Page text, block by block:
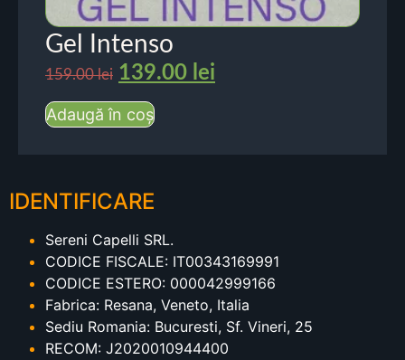
Gel Intenso
159.00lei 139.00 lei
Adaugă în coș
IDENTIFICARE
Sereni Capelli SRL.
CODICE FISCALE: IT00343169991
CODICE ESTERO: 000042999166
Fabrica: Resana, Veneto, Italia
Sediu Romania: Bucuresti, Sf. Vineri, 25
RECOM: J2020010944400